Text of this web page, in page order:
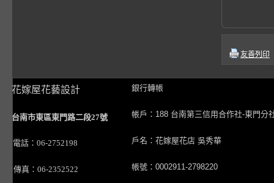
友善列印
花嫁屋花藝設計
台南市東區東門路二段27號
電話：06-2752198
傳真：06-2352522
銀行轉帳
帳戶：188 台南第三信用合作社-東門分
戶名：花嫁屋花店 吳秀華
帳號：0002911-2798220